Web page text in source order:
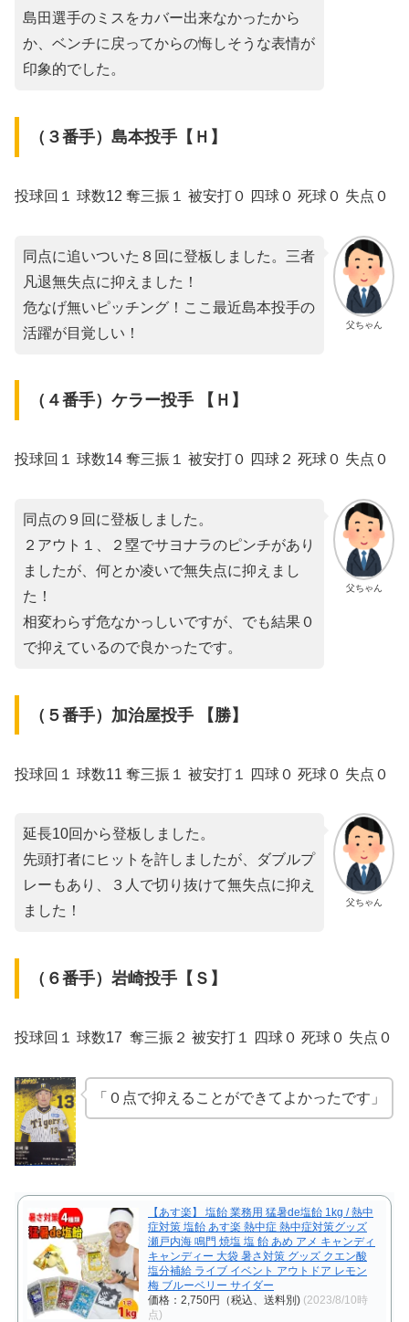
島田選手のミスをカバー出来なかったから
か、ベンチに戻ってからの悔しそうな表情が
印象的でした。
（３番手）島本投手【Ｈ】
投球回１ 球数12 奪三振１ 被安打０ 四球０ 死球０ 失点０
父ちゃん
同点に追いついた８回に登板しました。三者
凡退無失点に抑えました！
危なげ無いピッチング！ここ最近島本投手の
活躍が目覚しい！
（４番手）ケラー投手 【Ｈ】
投球回１ 球数14 奪三振１ 被安打０ 四球２ 死球０ 失点０
父ちゃん
同点の９回に登板しました。
２アウト１、２塁でサヨナラのピンチがあり
ましたが、何とか凌いで無失点に抑えまし
た！
相変わらず危なかっしいですが、でも結果０
で抑えているので良かったです。
（５番手）加治屋投手 【勝】
投球回１ 球数11 奪三振１ 被安打１ 四球０ 死球０ 失点０
父ちゃん
延長10回から登板しました。
先頭打者にヒットを許しましたが、ダブルプ
レーもあり、３人で切り抜けて無失点に抑え
ました！
（６番手）岩崎投手【Ｓ】
投球回１ 球数17 奪三振２ 被安打１ 四球０ 死球０ 失点０
「０点で抑えることができてよかったです」
【あす楽】 塩飴 業務用 猛暑de塩飴 1kg / 熱中
症対策 塩飴 あす楽 熱中症 熱中症対策グッズ
瀬戸内海 鳴門 焼塩 塩 飴 あめ アメ キャンディ
キャンディー 大袋 暑さ対策 グッズ クエン酸
塩分補給 ライブ イベント アウトドア レモン
梅 ブルーベリー サイダー
価格：2,750円（税込、送料別) (2023/8/10時
点)